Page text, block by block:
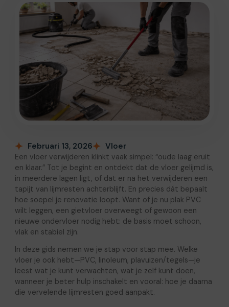
Februari 13, 2026 Vloer
Een vloer verwijderen klinkt vaak simpel: “oude laag eruit
en klaar.” Tot je begint en ontdekt dat de vloer gelijmd is,
in meerdere lagen ligt, of dat er na het verwijderen een
tapijt van lijmresten achterblijft. En precies dát bepaalt
hoe soepel je renovatie loopt. Want of je nu plak PVC
wilt leggen, een gietvloer overweegt of gewoon een
nieuwe ondervloer nodig hebt: de basis moet schoon,
vlak en stabiel zijn.
In deze gids nemen we je stap voor stap mee. Welke
vloer je ook hebt—PVC, linoleum, plavuizen/tegels—je
leest wat je kunt verwachten, wat je zelf kunt doen,
wanneer je beter hulp inschakelt en vooral: hoe je daarna
die vervelende lijmresten goed aanpakt.